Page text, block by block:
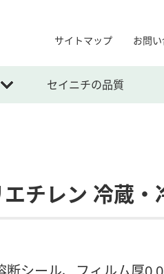
サイトマップ お問
セイニチの品質
チレン 冷蔵・